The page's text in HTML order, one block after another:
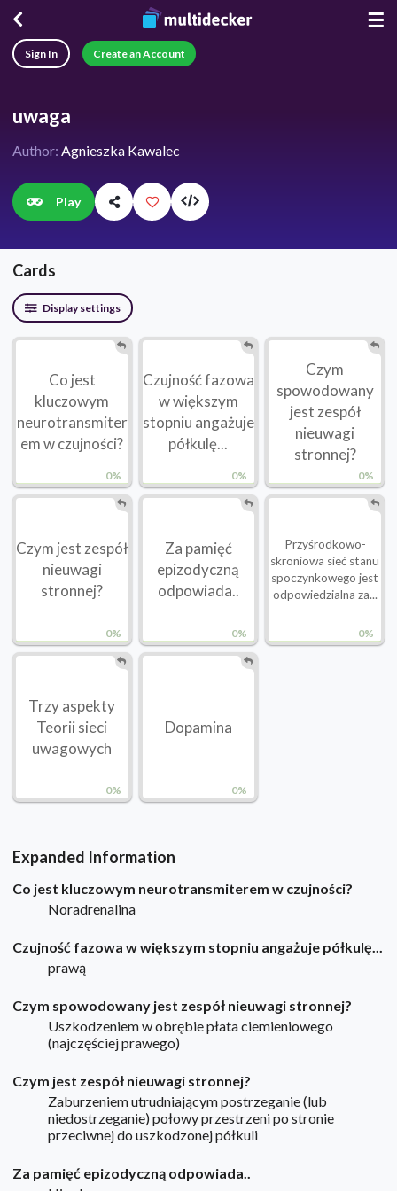
☰
Sign In Create an Account
uwaga
Author: Agnieszka Kawalec
Play
Cards
Display settings
0%
Co jest
kluczowym
neurotransmiter
em w czujności?
0%
Czujność fazowa
w większym
stopniu angażuje
półkulę...
0%
Czym
spowodowany
jest zespół
nieuwagi
stronnej?
0%
Czym jest zespół
nieuwagi
stronnej?
0%
Za pamięć
epizodyczną
odpowiada..
0%
Przyśrodkowo-
skroniowa sieć stanu
spoczynkowego jest
odpowiedzialna za...
0%
Trzy aspekty
Teorii sieci
uwagowych
0%
Dopamina
Expanded Information
Co jest kluczowym neurotransmiterem w czujności?
Noradrenalina
Czujność fazowa w większym stopniu angażuje półkulę...
prawą
Czym spowodowany jest zespół nieuwagi stronnej?
Uszkodzeniem w obrębie płata ciemieniowego
(najczęściej prawego)
Czym jest zespół nieuwagi stronnej?
Zaburzeniem utrudniającym postrzeganie (lub
niedostrzeganie) połowy przestrzeni po stronie
przeciwnej do uszkodzonej półkuli
Za pamięć epizodyczną odpowiada..